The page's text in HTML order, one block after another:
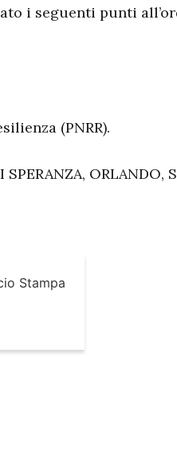
i seguenti punti
(PNRR).
ORLANDO,